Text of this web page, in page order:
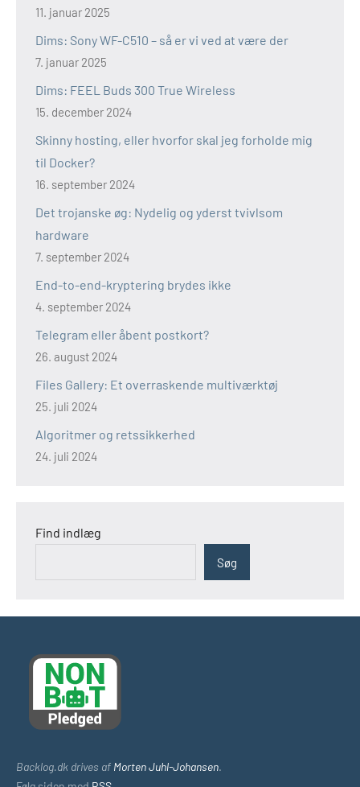
11. januar 2025
Dims: Sony WF-C510 – så er vi ved at være der
7. januar 2025
Dims: FEEL Buds 300 True Wireless
15. december 2024
Skinny hosting, eller hvorfor skal jeg forholde mig
til Docker?
16. september 2024
Det trojanske øg: Nydelig og yderst tvivlsom
hardware
7. september 2024
End-to-end-kryptering brydes ikke
4. september 2024
Telegram eller åbent postkort?
26. august 2024
Files Gallery: Et overraskende multiværktøj
25. juli 2024
Algoritmer og retssikkerhed
24. juli 2024
Find indlæg
Søg
Backlog.dk drives af Morten Juhl-Johansen.